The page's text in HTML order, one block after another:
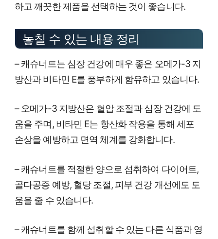
하고 깨끗한 제품을 선택하는 것이 좋습니다.
놓칠 수 있는 내용 정리
– 캐슈너트는 심장 건강에 매우 좋은 오메가-3 지
방산과 비타민 E를 풍부하게 함유하고 있습니다.
– 오메가-3 지방산은 혈압 조절과 심장 건강에 도
움을 주며, 비타민 E는 항산화 작용을 통해 세포
손상을 예방하고 면역 체계를 강화합니다.
– 캐슈너트를 적절한 양으로 섭취하여 다이어트,
골다공증 예방, 혈당 조절, 피부 건강 개선에도 도
움을 줄 수 있습니다.
– 캐슈너트를 함께 섭취할 수 있는 다른 식품과 영